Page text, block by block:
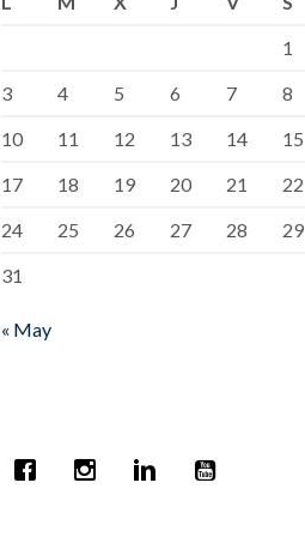
1
3
4 5 6 7 8
10
11 12 13 14 15
17
18 19 20 21 22
24
25 26 27 28 29
31
« May